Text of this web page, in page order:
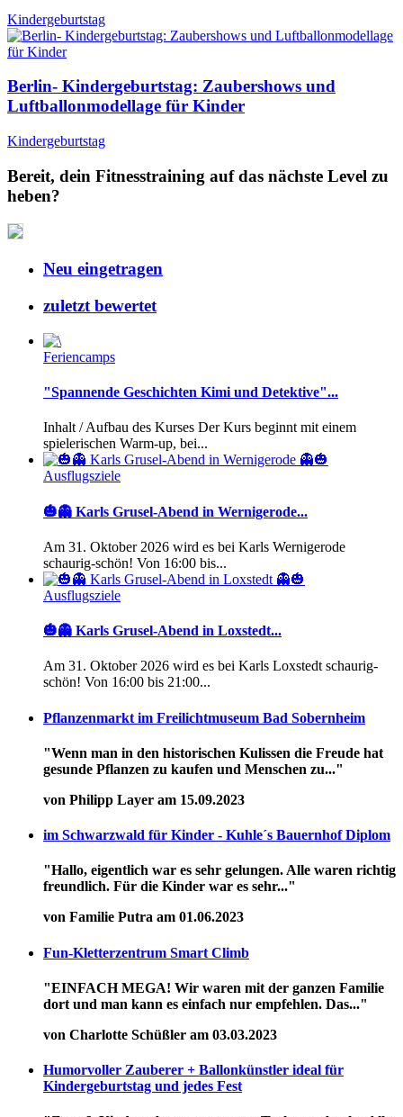
Kindergeburtstag
Berlin- Kindergeburtstag: Zaubershows und
Luftballonmodellage für Kinder
Kindergeburtstag
Bereit, dein Fitnesstraining auf das nächste Level zu
heben?
Neu eingetragen
zuletzt bewertet
Feriencamps
"Spannende Geschichten Kimi und Detektive"...
Inhalt / Aufbau des Kurses Der Kurs beginnt mit einem
spielerischen Warm-up, bei...
Ausflugsziele
🎃👻 Karls Grusel-Abend in Wernigerode...
Am 31. Oktober 2026 wird es bei Karls Wernigerode
schaurig-schön! Von 16:00 bis...
Ausflugsziele
🎃👻 Karls Grusel-Abend in Loxstedt...
Am 31. Oktober 2026 wird es bei Karls Loxstedt schaurig-
schön! Von 16:00 bis 21:00...
Pflanzenmarkt im Freilichtmuseum Bad Sobernheim
"Wenn man in den historischen Kulissen die Freude hat
gesunde Pflanzen zu kaufen und Menschen zu..."
von Philipp Layer am 15.09.2023
im Schwarzwald für Kinder - Kuhle´s Bauernhof Diplom
"Hallo, eigentlich war es sehr gelungen. Alle waren richtig
freundlich. Für die Kinder war es sehr..."
von Familie Putra am 01.06.2023
Fun-Kletterzentrum Smart Climb
"EINFACH MEGA! Wir waren mit der ganzen Familie
dort und man kann es einfach nur empfehlen. Das..."
von Charlotte Schüßler am 03.03.2023
Humorvoller Zauberer + Ballonkünstler ideal für
Kindergeburtstag und jedes Fest